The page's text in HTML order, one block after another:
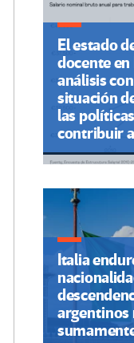
El estado
docente en
análisis
situación
las
contribuir
Italia
argentinos